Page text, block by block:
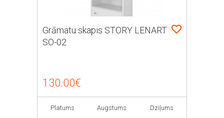
Grāmatu skapis STORY LENART
SO-02
130.00€
Platums Augstums Dziļums